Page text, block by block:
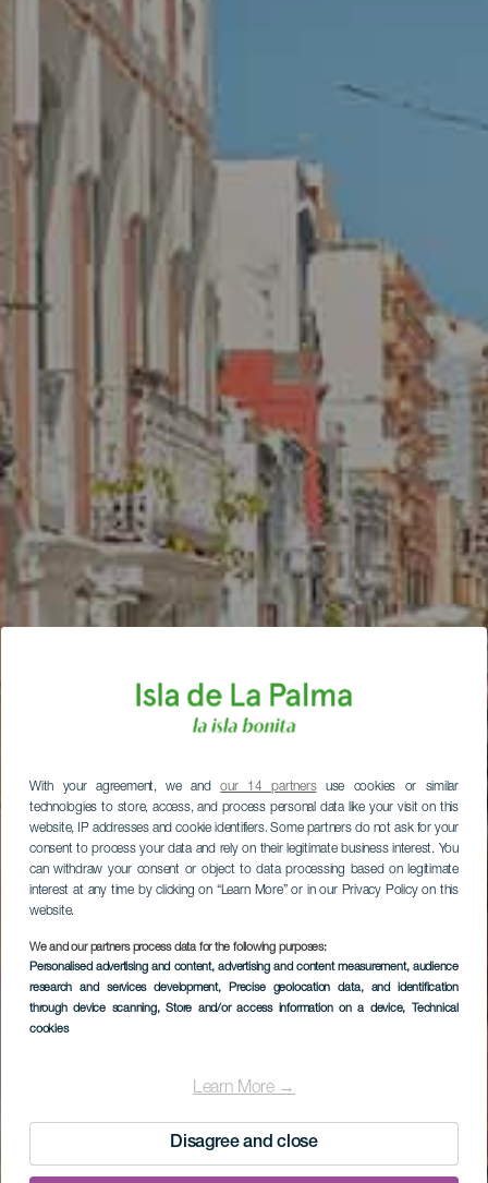
With your agreement, we andour 14 partnersuse cookies or similar
technologies to store, access, and process personal data like your visit on this
website, IP addresses and cookie identifiers. Some partners do not ask for your
consent to process your data and rely on their legitimate business interest. You
can withdraw your consent or object to data processing based on legitimate
interest at any time by clicking on “Learn More” or in our Privacy Policy on this
website.
We and our partners process data for the following purposes:
Personalised advertising and content, advertising and content measurement, audience
research and services development, Precise geolocation data, and identification
through device scanning, Store and/or access information on a device, Technical
cookies
Learn More →
Disagree and close